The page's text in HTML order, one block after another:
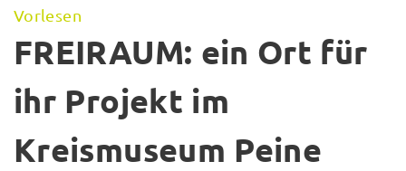
Vorlesen
FREIRAUM: ein Ort für
ihr Projekt im
Kreismuseum Peine